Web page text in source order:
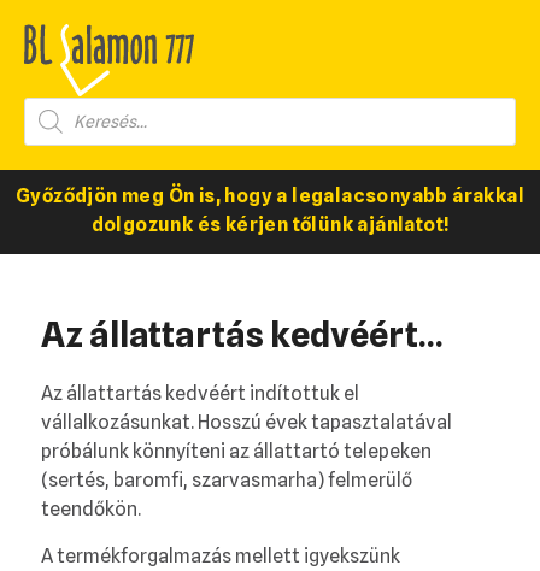
Győződjön meg Ön is, hogy a legalacsonyabb árakkal
dolgozunk és kérjen tőlünk ajánlatot!
Az állattartás kedvéért...
Az állattartás kedvéért indítottuk el
vállalkozásunkat. Hosszú évek tapasztalatával
próbálunk könnyíteni az állattartó telepeken
(sertés, baromfi, szarvasmarha) felmerülő
teendőkön.
A termékforgalmazás mellett igyekszünk